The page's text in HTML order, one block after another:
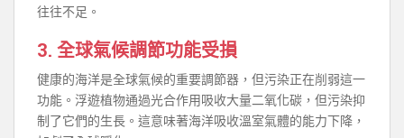
往往不足。
3. 全球氣候調節功能受損
健康的海洋是全球氣候的重要調節器，但污染正在削弱這一
功能。浮遊植物通過光合作用吸收大量二氧化碳，但污染抑
制了它們的生長。這意味著海洋吸收溫室氣體的能力下降，